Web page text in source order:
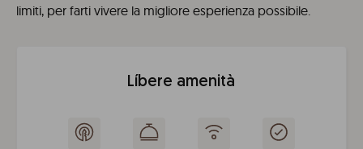
limiti, per farti vivere la migliore esperienza possibile.
Líbere amenità